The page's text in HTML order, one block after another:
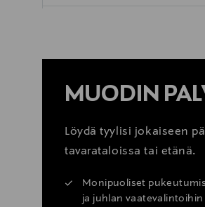
MUODIN
Löydä tyylisi jokaiseen
tavarataloissa tai etänä.
Monipuoliset
ja juhlan vaatevalintoihin